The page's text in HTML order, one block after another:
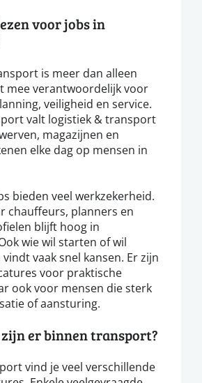
voor jobs in
is meer dan alleen
mee verantwoordelijk voor
veiligheid en service.
valt logistiek & transport
magazijnen en
elke dag op mensen in
bieden veel werkzekerheid.
chauffeurs, planners en
blijft hoog in
wie wil starten of wil
vaak snel kansen. Er zijn
voor praktische
ook voor mensen die sterk
of aansturing.
zijn er binnen transport?
vind je veel verschillende